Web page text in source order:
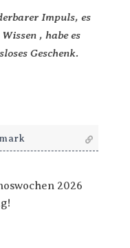
Impuls, es
, habe es
Geschenk.
2026